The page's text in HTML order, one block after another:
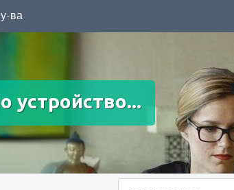
ва
устройство...